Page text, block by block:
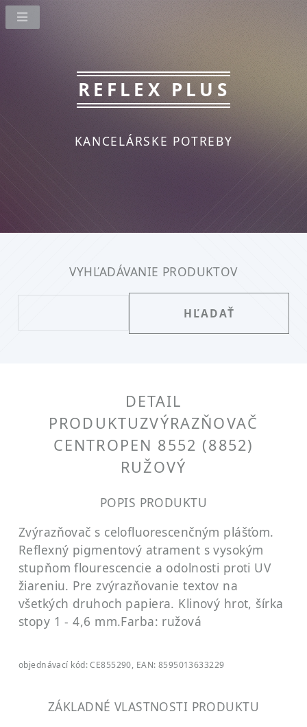
REFLEX PLUS
KANCELÁRSKE POTREBY
VYHĽADÁVANIE PRODUKTOV
DETAIL
PRODUKTUZVÝRAZŇOVAČ
CENTROPEN 8552 (8852)
RUŽOVÝ
POPIS PRODUKTU
Zvýrazňovač s celofluorescenčným plášťom.
Reflexný pigmentový atrament s vysokým
stupňom flourescencie a odolnosti proti UV
žiareniu. Pre zvýrazňovanie textov na
všetkých druhoch papiera. Klinový hrot, šírka
stopy 1 - 4,6 mm.Farba: ružová
objednávací kód: CE855290, EAN: 8595013633229
ZÁKLADNÉ VLASTNOSTI PRODUKTU